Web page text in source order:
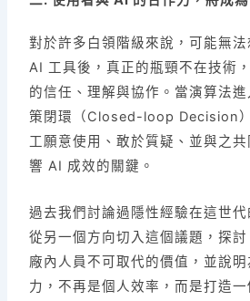
對於許多白領階級來說，可能無
AI 工具後，真正的瓶頸不在技術
的信任、理解與協作。當演算法
策閉環（Closed-loop Decision
工願意使用、敢於質疑、並與之
響 AI 成效的關鍵。
過去我們討論過隱性經驗在這世
從另一個方向切入這個議題，探
廠內人員不可取代的價值，並說
力，不再是個人效率，而是打造